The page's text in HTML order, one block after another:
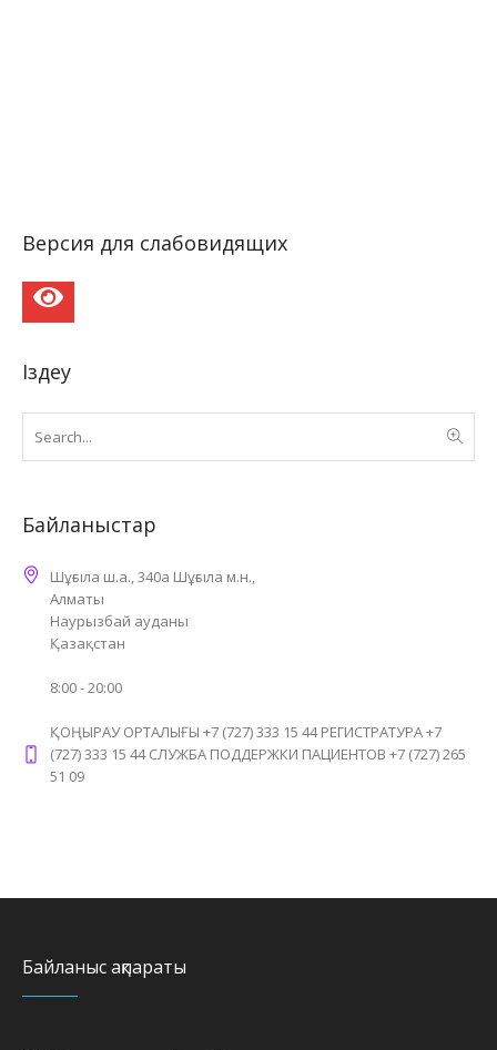
Версия для слабовидящих
Іздеу
Байланыстар
Шұғыла ш.а., 340а Шұғыла м.н.,
Алматы
Наурызбай ауданы
Қазақстан
8:00 - 20:00
ҚОҢЫРАУ ОРТАЛЫҒЫ +7 (727) 333 15 44 РЕГИСТРАТУРА +7
(727) 333 15 44 СЛУЖБА ПОДДЕРЖКИ ПАЦИЕНТОВ +7 (727) 265
51 09
Байланыс ақпараты